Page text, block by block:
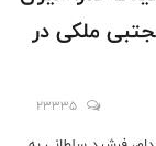
ملکی در
23335